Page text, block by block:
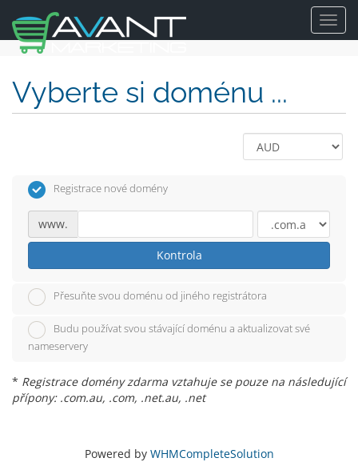
Vyberte si doménu ...
Registrace nové domény
www.
Kontrola
Přesuňte svou doménu od jiného registrátora
Budu používat svou stávající doménu a aktualizovat své
nameservery
* Registrace domény zdarma vztahuje se pouze na následující
přípony: .com.au, .com, .net.au, .net
Powered by WHMCompleteSolution